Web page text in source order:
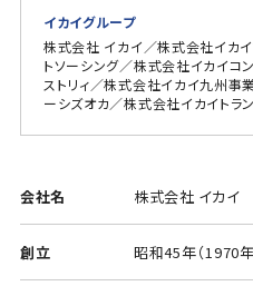
イカイグループ
株式会社 イカイ／株式会社イカ
トソーシング／株式会社イカイコ
ストリィ／株式会社イカイ九州事
ーシズオカ／株式会社イカイトラ
会社名 株式会社 イカイ
創立 昭和45年（1970年